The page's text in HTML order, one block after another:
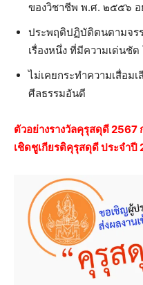
ของวิชาชีพ พ.ศ. ๒๕๕๖ อ
ประพฤติปฏิบัติตนตามจร
เรื่องหนึ่ง ที่มีความเด่นชั
ไม่เคยกระทำความเสื่อม
ศีลธรรมอันดี
ตัวอย่างรางวัลคุรุสดุดี 2567
เชิดชูเกียรติคุรุสดุดี ประจำปี